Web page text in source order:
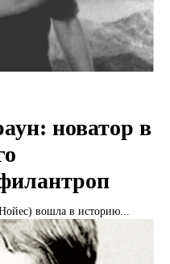
новатор в
вошла в историю...